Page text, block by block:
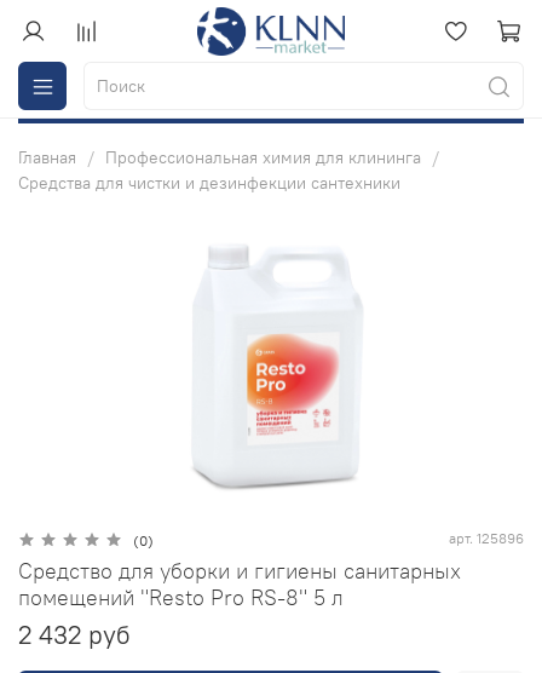
Главная
Профессиональная химия для клининга
Средства для чистки и дезинфекции сантехники
(0) арт. 125896
Средство для уборки и гигиены санитарных
помещений "Resto Pro RS-8" 5 л
2 432 руб